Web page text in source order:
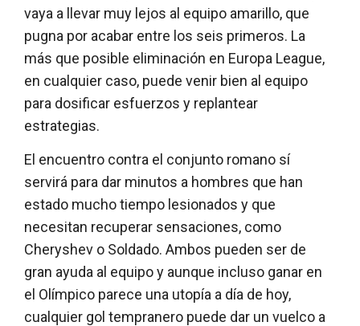
vaya a llevar muy lejos al equipo amarillo, que
pugna por acabar entre los seis primeros. La
más que posible eliminación en Europa League,
en cualquier caso, puede venir bien al equipo
para dosificar esfuerzos y replantear
estrategias.
El encuentro contra el conjunto romano sí
servirá para dar minutos a hombres que han
estado mucho tiempo lesionados y que
necesitan recuperar sensaciones, como
Cheryshev o Soldado. Ambos pueden ser de
gran ayuda al equipo y aunque incluso ganar en
el Olímpico parece una utopía a día de hoy,
cualquier gol tempranero puede dar un vuelco a